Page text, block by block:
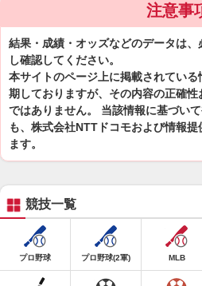
注意事
結果・成績・オッズなどのデータは
し確認してください。
本サイトのページ上に掲載されてい
期しておりますが、その内容の正確
ではありません。 当該情報に基づい
も、株式会社NTTドコモおよび情報
ます。
競技一覧
プロ野球 プロ野球(2軍) MLB